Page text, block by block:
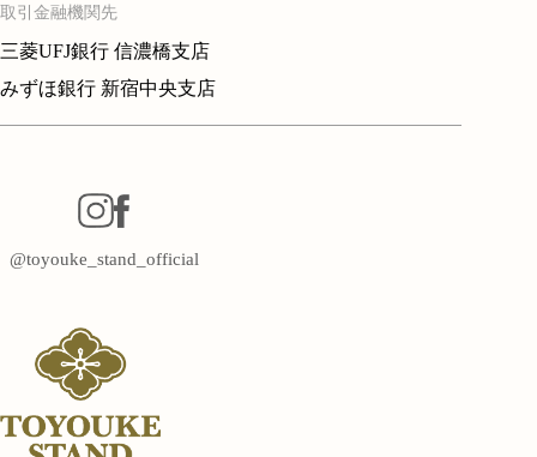
取引金融機関先
三菱UFJ銀行 信濃橋支店
みずほ銀行 新宿中央支店
@toyouke_stand_official